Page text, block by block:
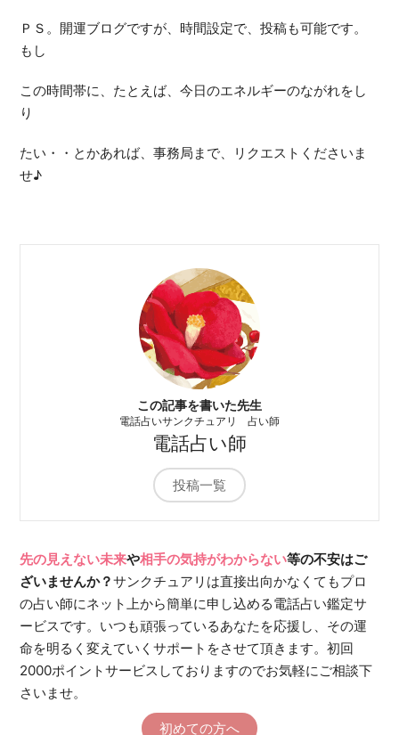
ＰＳ。開運ブログですが、時間設定で、投稿も可能です。
もし
この時間帯に、たとえば、今日のエネルギーのながれをし
り
たい・・とかあれば、事務局まで、リクエストくださいま
せ♪
この記事を書いた先生
電話占いサンクチュアリ 占い師
電話占い師
投稿一覧
先の見えない未来や相手の気持がわからない等の不安はご
ざいませんか？サンクチュアリは直接出向かなくてもプロ
の占い師にネット上から簡単に申し込める電話占い鑑定サ
ービスです。いつも頑張っているあなたを応援し、その運
命を明るく変えていくサポートをさせて頂きます。初回
2000ポイントサービスしておりますのでお気軽にご相談下
さいませ。
初めての方へ